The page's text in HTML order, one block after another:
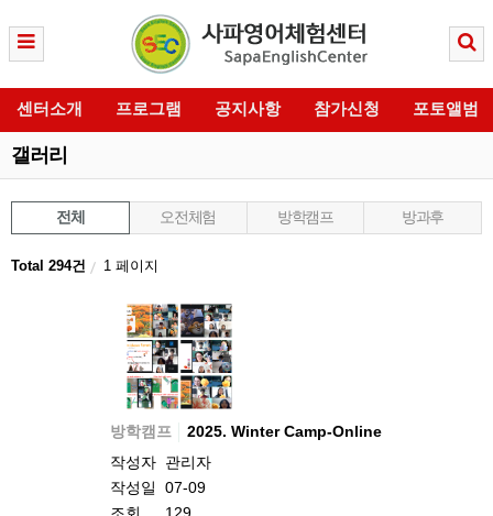
센터소개 프로그램 공지사항 참가신청 포토앨범
갤러리
전체 오전체험 방학캠프 방과후
Total 294건 1 페이지
방학캠프
2025. Winter Camp-Online
작성자 관리자
작성일
07-09
조회
129